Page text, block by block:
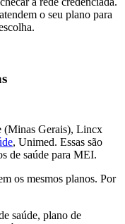
o seu plano para
(Minas Gerais), Lincx
, Unimed. Essas são
de saúde para MEI.
os mesmos planos. Por